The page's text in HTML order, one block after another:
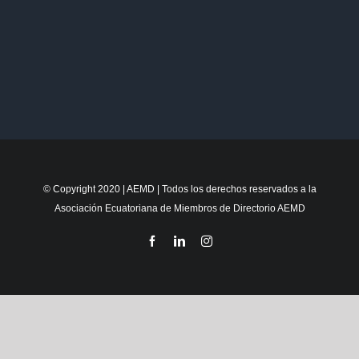
© Copyright 2020 | AEMD | Todos los derechos reservados a la
Asociación Ecuatoriana de Miembros de Directorio AEMD
FacebookLinkedInInstagram